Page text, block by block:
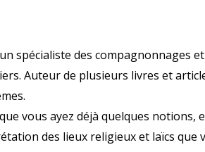
spécialiste des compagnonnages
Auteur de plusieurs livres et
vous ayez déjà quelques notions,
des lieux religieux et laïcs que